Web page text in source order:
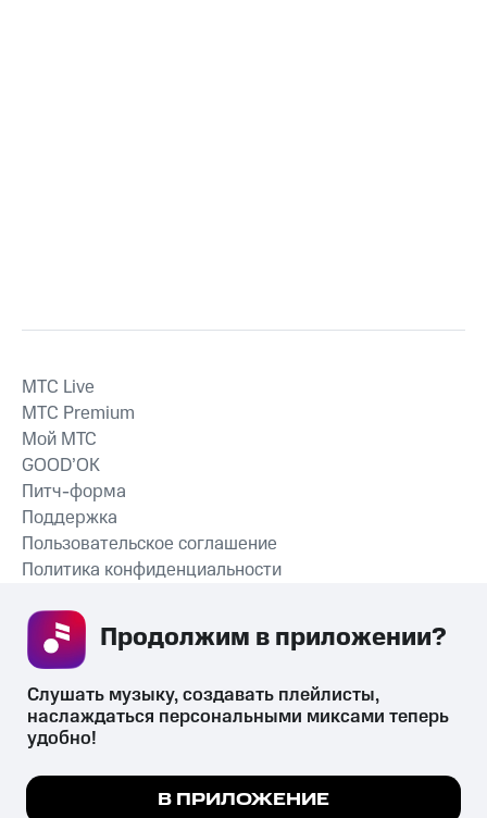
СКАЧАТЬ ПРИЛОЖЕНИЕ
MTС Live
MTС Premium
Мой МТС
GOOD’OK
Питч-форма
Поддержка
Пользовательское соглашение
Политика конфиденциальности
психотропных веществ, их аналогов причиняет вред здоровью,
их незаконный оборот запрещён и влечёт установленную
Мы используем куки, чтобы на сайте все
Слушать музыку, создавать плейлисты,
наслаждаться персональными миксами теперь
удобно!
В ПРИЛОЖЕНИЕ